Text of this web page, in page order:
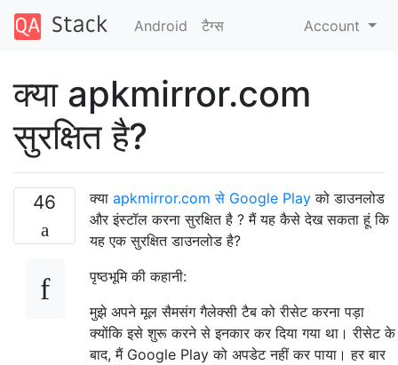
Android टैग्‍स Account
क्या apkmirror.com
सुरक्षित है?
46 क्या apkmirror.com से Google Play को डाउनलोड
और इंस्टॉल करना सुरक्षित है ? मैं यह कैसे देख सकता हूं कि
यह एक सुरक्षित डाउनलोड है?
पृष्ठभूमि की कहानी:
मुझे अपने मूल सैमसंग गैलेक्सी टैब को रीसेट करना पड़ा
क्योंकि इसे शुरू करने से इनकार कर दिया गया था। रीसेट के
बाद, मैं Google Play को अपडेट नहीं कर पाया। हर बार